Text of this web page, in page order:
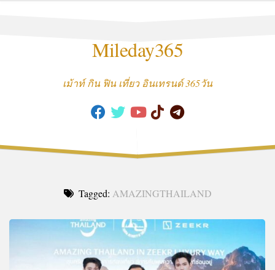
Mileday365
เม้าท์ กิน ฟิน เที่ยว อินเทรนด์ 365วัน
Tagged: AMAZINGTHAILAND